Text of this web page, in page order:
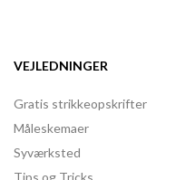
VEJLEDNINGER
Gratis strikkeopskrifter
Måleskemaer
Syværksted
Tips og Tricks